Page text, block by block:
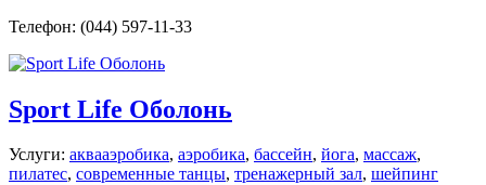
Телефон: (044) 597-11-33
Sport Life Оболонь
Услуги: аквааэробика, аэробика, бассейн, йога, массаж,
пилатес, современные танцы, тренажерный зал, шейпинг